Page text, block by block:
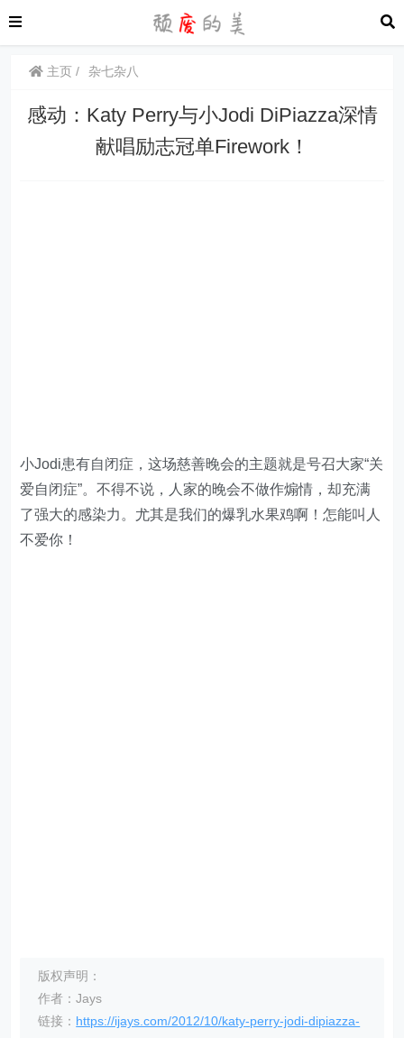
主页 杂七杂八
感动：Katy Perry与小Jodi DiPiazza深情
献唱励志冠单Firework！
小Jodi患有自闭症，这场慈善晚会的主题就是号召大家“关
爱自闭症”。不得不说，人家的晚会不做作煽情，却充满
了强大的感染力。尤其是我们的爆乳水果鸡啊！怎能叫人
不爱你！
版权声明：
作者：Jays
链接： https://ijays.com/2012/10/katy-perry-jodi-dipiazza-